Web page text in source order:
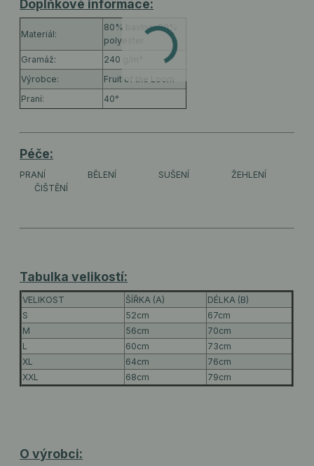
Doplňkové informace:
Materiál:
80% bavlna, 20%
polyester
Gramáž:
240 g/m²
Výrobce:
Fruit of the Loom
Praní:
40°
Péče:
PRANÍ BĚLENÍ SUŠENÍ
ŽEHLENÍ
ČIŠTĚNÍ
Tabulka velikostí:
VELIKOST ŠÍŘKA (A)
DÉLKA (B)
S
52cm
67cm
M
56cm
70cm
L
60cm
73cm
XL
64cm
76cm
XXL
68cm 79cm
O výrobci: